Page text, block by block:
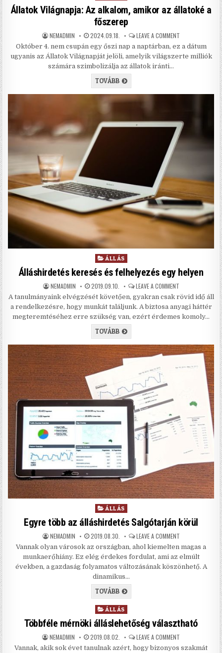
Állatok Világnapja: Az alkalom, amikor az állatoké a
főszerep
AUTHOR:
NEMADMIN PUBLISHED DATE:
2024.09.18. LEAVE A COMMENT ON ÁLLATOK
Október 4. nem csupán egy őszi nap a naptárban, ez a dátum
ugyanis az Állatok Világnapját jelöli, amelyik világszerte milliók
számára szimbolizálja az állatok iránti…
TOVÁBBÁLLATOK VILÁGNAPJA: AZ
Posted in
ÁLLÁS
Álláshirdetés keresés és felhelyezés egy helyen
AUTHOR:
NEMADMIN PUBLISHED DATE:
2019.09.10. LEAVE A COMMENTON
A tanulmányaink elvégzését követően, gyakran csak rövid idő áll
a rendelkezésre, hogy munkát találjunk. A biztosa anyagi háttér
megteremtéséhez erre szükség van, ezért érdemes komoly…
TOVÁBBÁLLÁSHIRDETÉS KERESÉS ÉS
Posted in
ÁLLÁS
Egyre több az álláshirdetés Salgótarján körül
AUTHOR:
NEMADMIN PUBLISHED DATE:
2019.08.30. LEAVE A COMMENTON EGYRE TÖBB
Vannak olyan városok az országban, ahol kiemelten magas a
munkaerőhiány. Ez elég érdekes fordulat, ami az elmúlt
években, a gazdaság folyamatos változásának köszönhető. A
dinamikus…
TOVÁBBEGYRE TÖBB AZ ÁLLÁSHIRDETÉS
Posted in
ÁLLÁS
Többféle mérnöki álláslehetőség választható
AUTHOR:
NEMADMIN PUBLISHED DATE:
2019.08.02. LEAVE A COMMENT ON TÖBBFÉLE
Vannak, akik sok évet tanulnak azért, hogy bizonyos szakmát